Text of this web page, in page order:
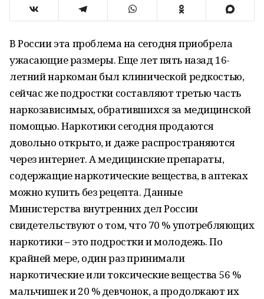
В России эта проблема на сегодня приобрела
ужасающие размеры. Еще лет пять назад 16-
летний наркоман был клинической редкостью,
сейчас же подростки составляют третью часть
наркозависимых, обратившихся за медицинской
помощью. Наркотики сегодня продаются
довольно открыто, и даже распространяются
через интернет. А медицинские препараты,
содержащие наркотические вещества, в аптеках
можно купить без рецепта. Данные
Министерства внутренних дел России
свидетельствуют о том, что 70 % употребляющих
наркотики – это подростки и молодежь. По
крайней мере, один раз принимали
наркотические или токсические вещества 56 %
мальчишек и 20 % девчонок, а продолжают их